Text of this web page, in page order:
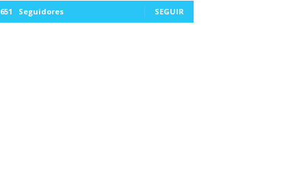
651 Seguidores SEGUIR